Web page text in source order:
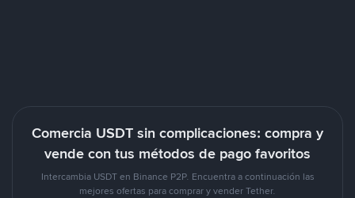
Comercia USDT sin complicaciones: compra y
vende con tus métodos de pago favoritos
Intercambia USDT en Binance P2P. Encuentra a continuación las
mejores ofertas para comprar y vender Tether.